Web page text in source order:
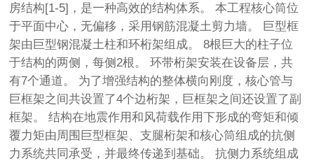
房结构[1-5]，是一种高效的结构体系。 本工程核心筒位
于平面中心，无偏移，采用钢筋混凝土剪力墙。 巨型框
架由巨型钢混凝土柱和环桁架组成。 8根巨大的柱子位
于结构的两侧，每侧2根。 环带桁架安装在设备层，共
有7个通道。 为了增强结构的整体横向刚度，核心管与
巨框架之间共设置了4个边桁架，巨框架之间还设置了副
框架。 结构在地震作用和风荷载作用下形成的弯矩和倾
覆力矩由周围巨型框架、支腿桁架和核心筒组成的抗侧
力系统共同承受，并最终传递到基础。 抗侧力系统组成